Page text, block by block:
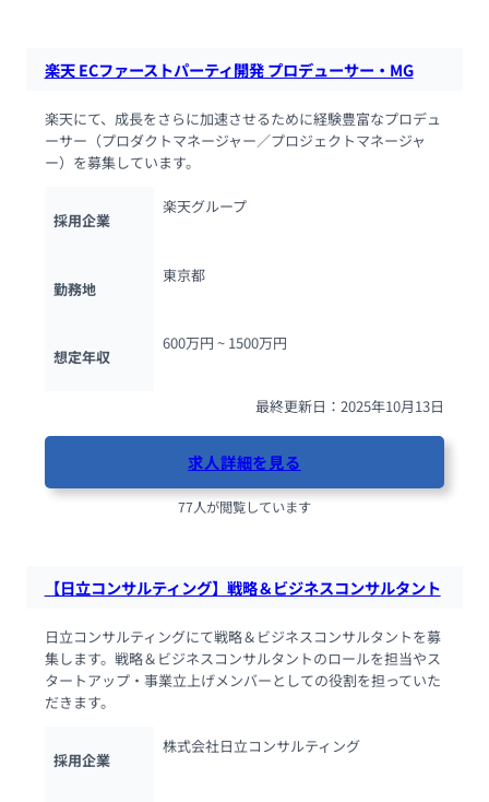
楽天 ECファーストパーティ開発 プロデューサー・MG
楽天にて、成長をさらに加速させるために経験豊富なプロデュ
ーサー（プロダクトマネージャー／プロジェクトマネージャ
ー）を募集しています。
採用企業
楽天グループ
勤務地
東京都
想定年収
600万円 ~ 1500万円
最終更新日：2025年10月13日
求人詳細を見る
77人が閲覧しています
【日立コンサルティング】戦略＆ビジネスコンサルタント
日立コンサルティングにて戦略＆ビジネスコンサルタントを募
集します。戦略＆ビジネスコンサルタントのロールを担当やス
タートアップ・事業立上げメンバーとしての役割を担っていた
だきます。
採用企業
株式会社日立コンサルティング